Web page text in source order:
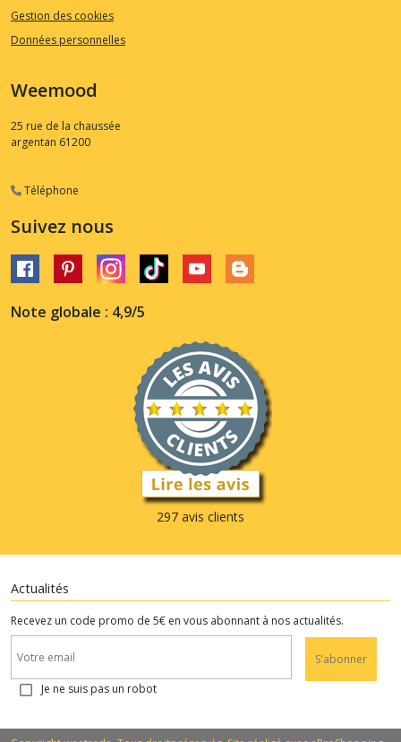
Gestion des cookies
Données personnelles
Weemood
25 rue de la chaussée
argentan 61200
Téléphone
Suivez nous
Note globale : 4,9/5
297 avis clients
Actualités
Recevez un code promo de 5€ en vous abonnant à nos actualités.
S'abonner
Je ne suis pas un robot